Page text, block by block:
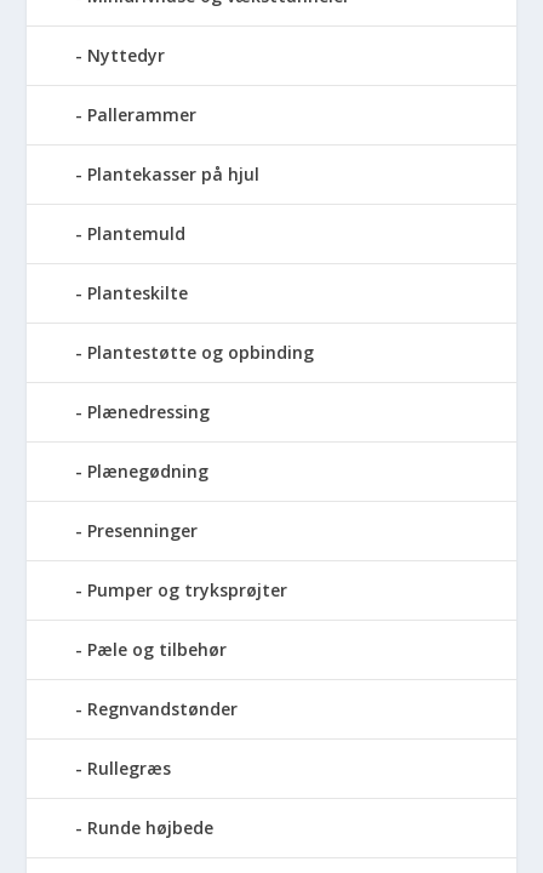
Nyttedyr
Pallerammer
Plantekasser på hjul
Plantemuld
Planteskilte
Plantestøtte og opbinding
Plænedressing
Plænegødning
Presenninger
Pumper og tryksprøjter
Pæle og tilbehør
Regnvandstønder
Rullegræs
Runde højbede